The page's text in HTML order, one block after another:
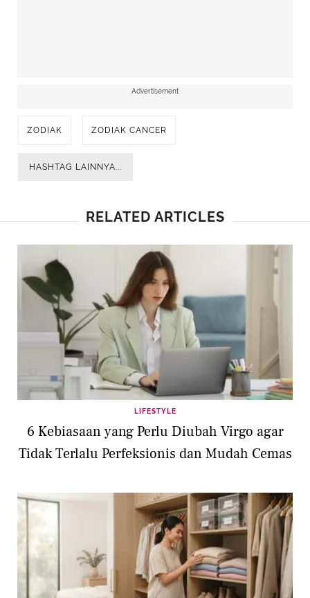
Advertisement
ZODIAK ZODIAK CANCER
HASHTAG LAINNYA...
RELATED ARTICLES
LIFESTYLE
6 Kebiasaan yang Perlu Diubah Virgo agar
Tidak Terlalu Perfeksionis dan Mudah Cemas